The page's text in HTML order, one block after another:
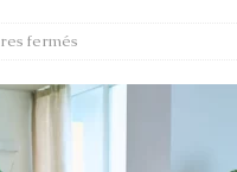
fermés